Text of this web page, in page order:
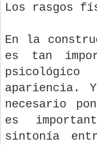
Los rasgos
En la
es tan
apariencia.
necesario
es
sintonía